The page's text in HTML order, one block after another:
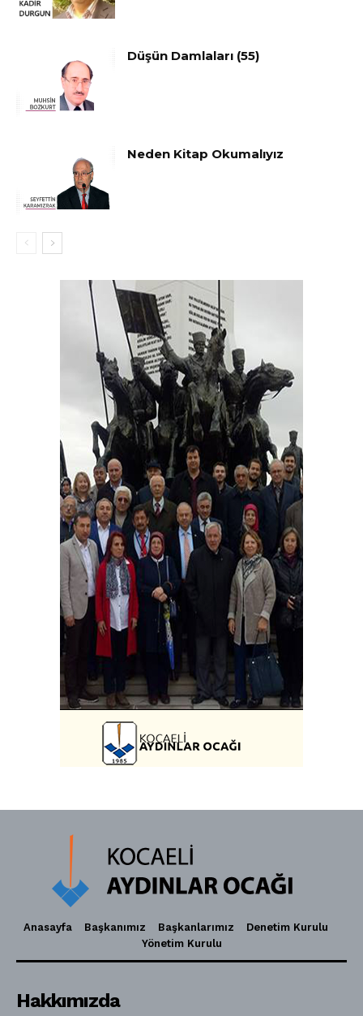
Düşün Damlaları (55)
Neden Kitap Okumalıyız
Anasayfa Başkanımız Başkanlarımız
Denetim Kurulu
Yönetim Kurulu
Hakkımızda